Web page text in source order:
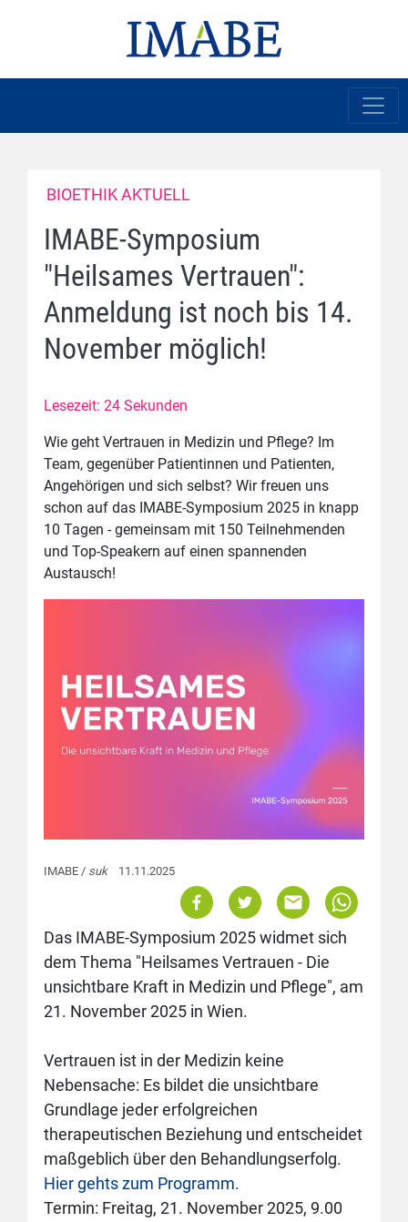
BIOETHIK AKTUELL
IMABE-Symposium
"Heilsames Vertrauen":
Anmeldung ist noch bis 14.
November möglich!
Lesezeit: 24 Sekunden
Wie geht Vertrauen in Medizin und Pflege? Im
Team, gegenüber Patientinnen und Patienten,
Angehörigen und sich selbst? Wir freuen uns
schon auf das IMABE-Symposium 2025 in knapp
10 Tagen - gemeinsam mit 150 Teilnehmenden
und Top-Speakern auf einen spannenden
Austausch!
IMABE / suk11.11.2025
Das IMABE-Symposium 2025 widmet sich
dem Thema "Heilsames Vertrauen - Die
unsichtbare Kraft in Medizin und Pflege", am
21. November 2025 in Wien.
Vertrauen ist in der Medizin keine
Nebensache: Es bildet die unsichtbare
Grundlage jeder erfolgreichen
therapeutischen Beziehung und entscheidet
maßgeblich über den Behandlungserfolg.
Hier gehts zum Programm.
Termin: Freitag, 21. November 2025, 9.00